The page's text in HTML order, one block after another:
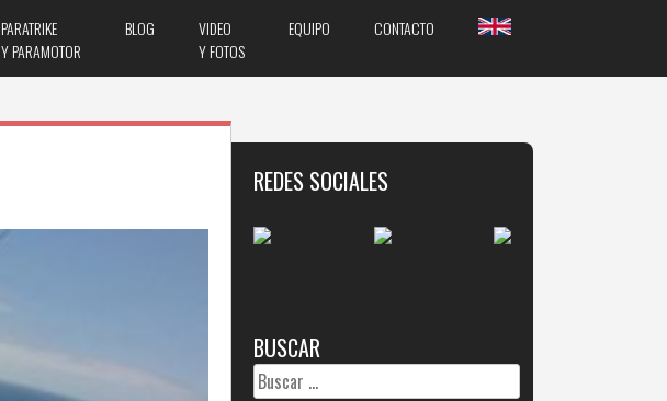
PARATRIKE
Y PARAMOTOR
BLOG
VIDEO
Y FOTOS
EQUIPO CONTACTO
REDES SOCIALES
BUSCAR
Buscar: